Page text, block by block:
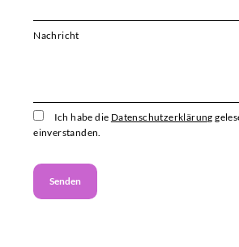
Nachricht
Ich habe die Datenschutzerklärung
einverstanden.